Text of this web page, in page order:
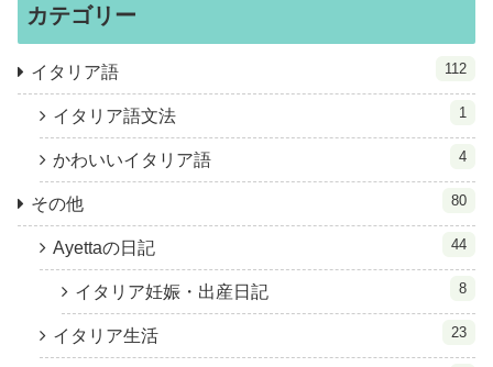
カテゴリー
イタリア語 112
イタリア語文法 1
かわいいイタリア語 4
その他 80
Ayettaの日記 44
イタリア妊娠・出産日記 8
イタリア生活 23